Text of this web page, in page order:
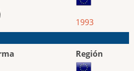
1993
Región